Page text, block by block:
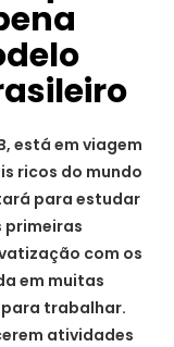
está em viagem
ricos do mundo
para estudar
primeiras
com os
em muitas
trabalhar.
atividades